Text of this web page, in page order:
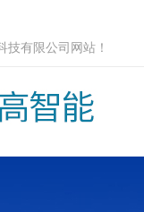
技有限公司网站！